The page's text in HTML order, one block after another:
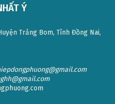
Ý
Trảng Bom, Tỉnh Đồng Nai,